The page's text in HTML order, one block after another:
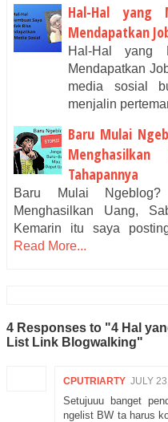
Hal-Hal yang
Mendapatkan
Hal-Hal yang
Mendapatkan
media sosial
menjalin
Baru Mulai
Tahapannya
Baru Mulai
Menghasilkan Uang,
Kemarin itu saya
Read More...
4 Responses to "4 Hal
List Link Blogwalking"
CPUTRIARTY JULY
Setujuuu banget
ngelist BW ta harus